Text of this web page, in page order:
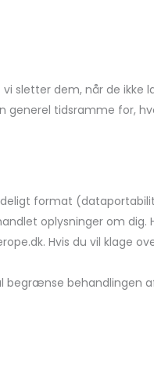
sletter dem, når de
generel tidsramme for,
format
oplysninger om
Hvis du vil klage
behandlingen